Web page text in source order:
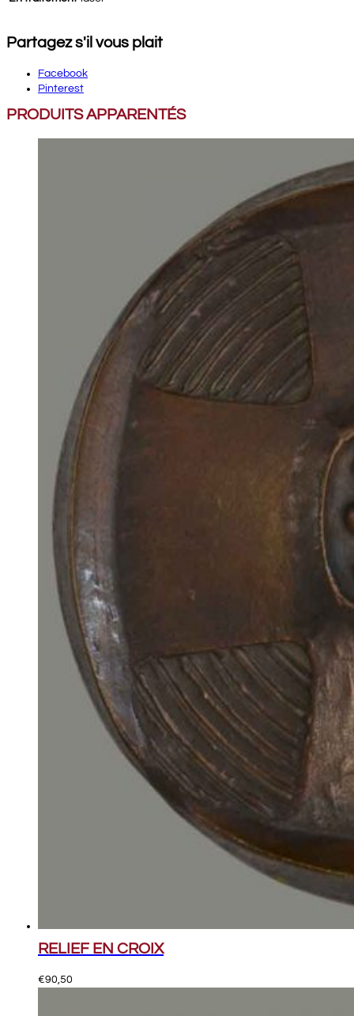
Partagez s'il vous plait
Facebook
Pinterest
PRODUITS APPARENTÉS
RELIEF EN CROIX
€90,50